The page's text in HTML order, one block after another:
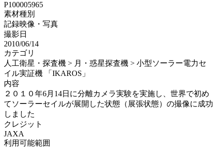
P100005965
素材種別
記録映像・写真
撮影日
2010/06/14
カテゴリ
人工衛星・探査機 > 月・惑星探査機 > 小型ソーラー電力セ
イル実証機 「IKAROS」
内容
２０１０年6月14日に分離カメラ実験を実施し、世界で初め
てソーラーセイルが展開した状態（展張状態）の撮像に成功
しました
クレジット
JAXA
利用可能範囲